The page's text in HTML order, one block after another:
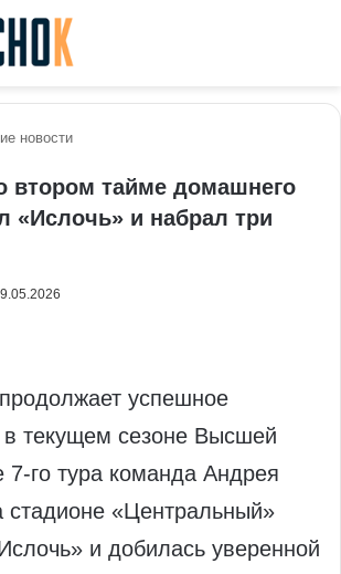
новости
втором тайме домашнего
«Ислочь» и набрал три
успешное
в текущем сезоне Высшей
7‑го тура команда Андрея
стадионе «Центральный»
и добилась уверенной